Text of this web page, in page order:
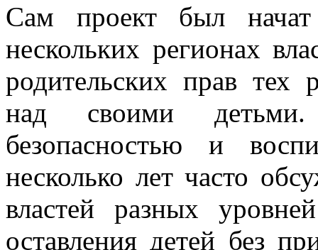
Сам проект был
нескольких регионах
родительских прав тех
над своими
безопасностью и
несколько лет часто
властей разных
оставления детей без